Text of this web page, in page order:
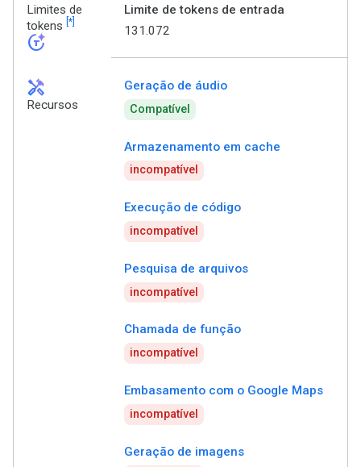
Limites de
tokens [*]
token_auto
Limite de tokens de entrada
131.072
handyman
Recursos
Geração de áudio
Compatível
Armazenamento em cache
incompatível
Execução de código
incompatível
Pesquisa de arquivos
incompatível
Chamada de função
incompatível
Embasamento com o Google Maps
incompatível
Geração de imagens